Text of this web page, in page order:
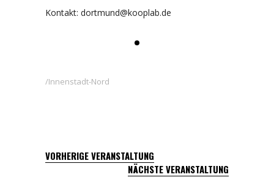
Kontakt: dortmund@kooplab.de
Innenstadt-Nord
VORHERIGE VERANSTALTUNG
NÄCHSTE VERANSTALTUNG